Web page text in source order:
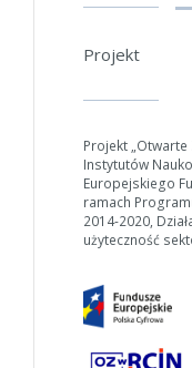
Projekt
Projekt
Instytutów
Europejskiego
ramach
2014-2020,
użyteczność